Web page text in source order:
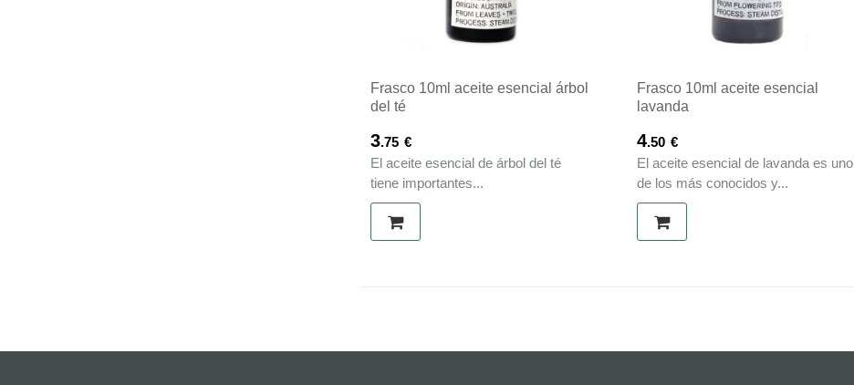
Frasco 10ml aceite esencial árbol
del té
3.75 €
El aceite esencial de árbol del té
tiene importantes...
Frasco 10ml aceite esencial
lavanda
4.50 €
El aceite esencial de lavanda es uno
de los más conocidos y...